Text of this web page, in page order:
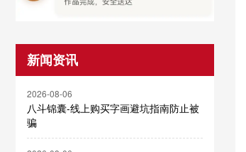
新闻资讯
2026-08-06
八斗锦囊-线上购买字画避坑指南防止被
骗